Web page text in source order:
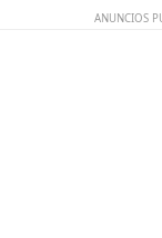
ANUNCIOS